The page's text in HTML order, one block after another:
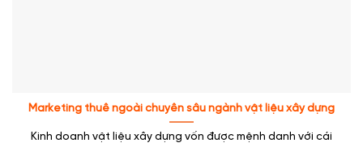
Marketing thuê ngoài chuyên sâu ngành vật liệu xây dựng
Kinh doanh vật liệu xây dựng vốn được mệnh danh với cái